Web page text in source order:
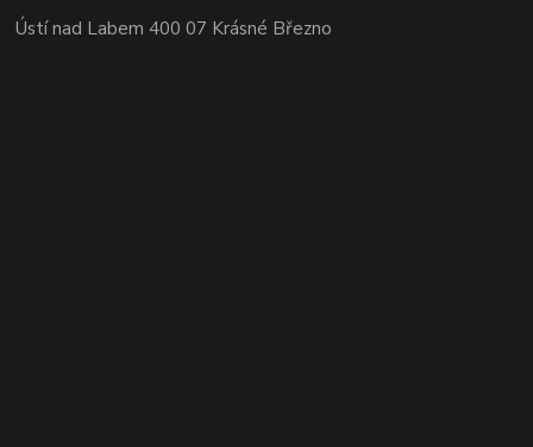
Ústí nad Labem 400 07 Krásné Březno